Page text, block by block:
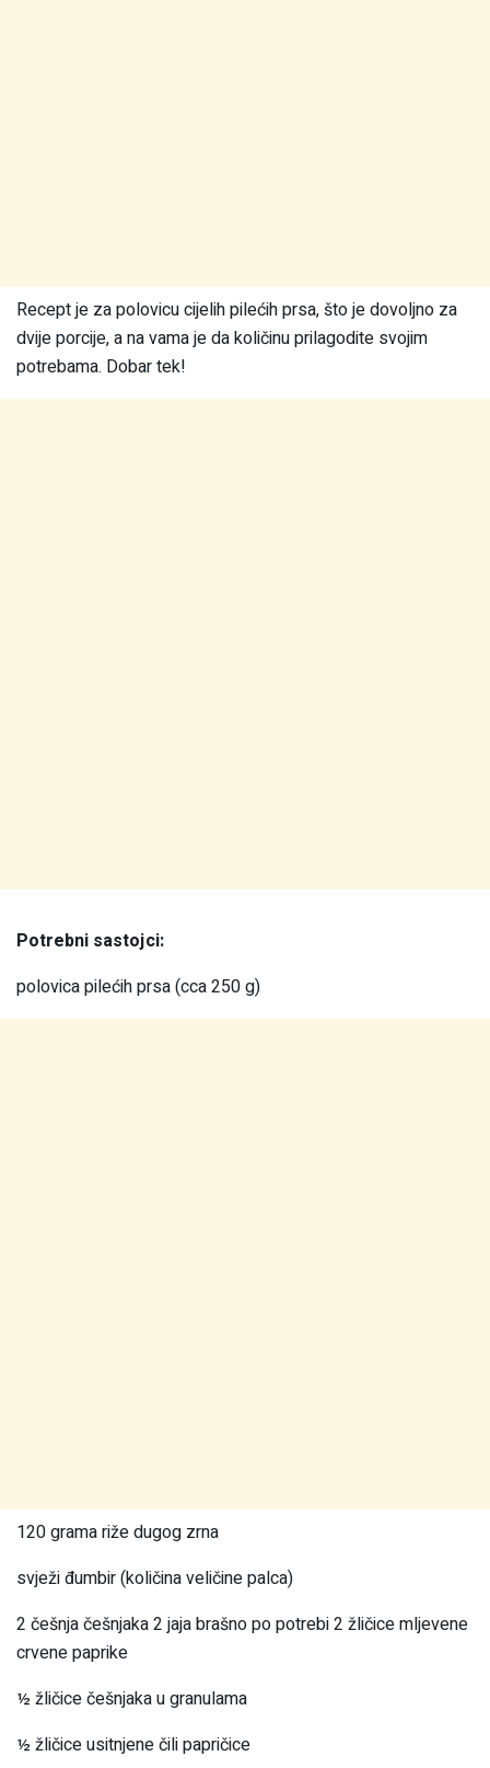
Recept je za polovicu cijelih pilećih prsa, što je dovoljno za
dvije porcije, a na vama je da količinu prilagodite svojim
potrebama. Dobar tek!
Potrebni sastojci:
polovica pilećih prsa (cca 250 g)
120 grama riže dugog zrna
svježi đumbir (količina veličine palca)
2 češnja češnjaka 2 jaja brašno po potrebi 2 žličice mljevene
crvene paprike
½ žličice češnjaka u granulama
½ žličice usitnjene čili papričice